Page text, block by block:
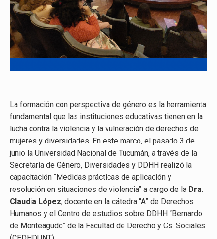
La formación con perspectiva de género es la herramienta
fundamental que las instituciones educativas tienen en la
lucha contra la violencia y la vulneración de derechos de
mujeres y diversidades. En este marco, el pasado 3 de
junio la Universidad Nacional de Tucumán, a través de la
Secretaría de Género, Diversidades y DDHH realizó la
capacitación “Medidas prácticas de aplicación y
resolución en situaciones de violencia” a cargo de la Dra.
Claudia López, docente en la cátedra “A” de Derechos
Humanos y el Centro de estudios sobre DDHH “Bernardo
de Monteagudo” de la Facultad de Derecho y Cs. Sociales